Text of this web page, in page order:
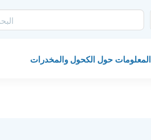
المعلومات حول الكحول والمخدرات